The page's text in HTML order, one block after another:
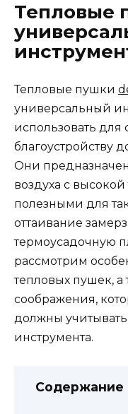
Тепловые
Тепловые пушки
универсальный
использовать для
благоустройству
Они
воздуха с
полезными для
оттаивание
термоусадочную
рассмотрим
тепловых пушек, а
соображения,
должны
инструмента.
Содержание